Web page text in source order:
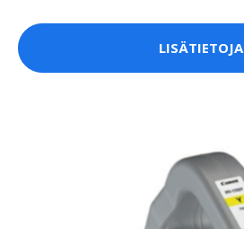
LISÄTIETOJA